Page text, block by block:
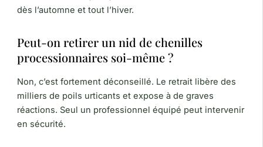
dès l’automne et tout l’hiver.
Peut-on retirer un nid de chenilles
processionnaires soi-même ?
Non, c’est fortement déconseillé. Le retrait libère des
milliers de poils urticants et expose à de graves
réactions. Seul un professionnel équipé peut intervenir
en sécurité.